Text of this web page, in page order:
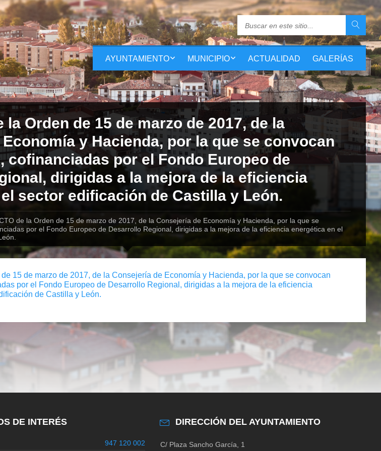
AYUNTAMIENTO MUNICIPIO ACTUALIDAD GALERÍAS
la Orden de 15 de marzo de 2017, de la
y Hacienda, por la que se convocan
cofinanciadas por el Fondo Europeo de
dirigidas a la mejora de la eficiencia
sector edificación de Castilla y León.
de la Orden de 15 de marzo de 2017, de la Consejería de Economía y Hacienda, por la que se
por el Fondo Europeo de Desarrollo Regional, dirigidas a la mejora de la eficiencia energética en el
15 de marzo de 2017, de la Consejería de Economía y Hacienda, por la que se convocan
por el Fondo Europeo de Desarrollo Regional, dirigidas a la mejora de la eficiencia
de Castilla y León.
DE INTERÉS
947 120 002
DIRECCIÓN DEL AYUNTAMIENTO
C/ Plaza Sancho García, 1